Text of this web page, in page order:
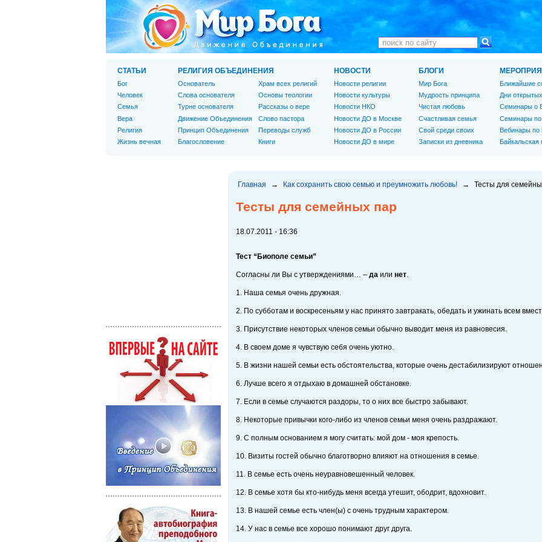
Главная → Как сохранить свою семью и преумножить любовь! → Тесты для
Тесты для семейных пар
18.07.2011 - 16:36
Тест “Биополе семьи”
Согласны ли Вы с утверждениями… – да или нет.
1. Наша семья очень дружная.
2. По субботам и воскресеньям у нас принято завтракать, обедать и ужинать всем
3. Присутствие некоторых членов семьи обычно выводит меня из равновесия.
4. В своем доме я чувствую себя очень уютно.
5. В жизни нашей семьи есть обстоятельства, которые очень дестабилизируют
6. Лучше всего я отдыхаю в домашней обстановке.
7. Если в семье случаются раздоры, то о них все быстро забывают.
8. Некоторые привычки кого-либо из членов семьи меня очень раздражают.
9. С полным основанием я могу считать: мой дом - моя крепость.
10. Визиты гостей обычно благотворно влияют на отношения в семье.
11. В семье есть очень неуравновешенный человек.
12. В семье хотя бы кто-нибудь меня всегда утешит, ободрит, вдохновит.
13. В нашей семье есть член(ы) с очень трудным характером.
14. У нас в семье все хорошо понимают друг друга.
СТАТЬИ
Бог
Человек
Cемья
Вера
Религия
Жизнь вечная
РЕЛИГИЯ ОБЪЕДИНЕНИЯ
Основатель
Слова основателя
Турне основателя
Движение Объединения
Принцип Объединения
Благословение
Храм всех религий
Основы теологии
Рассказы о вере
Слово пастора
Переводы служб
Книги
НОВОСТИ
Новости религии
Новости культуры
Новости НКО
Новости ДО в Москве
Новости ДО в России
Новости ДО в мире
БЛОГИ
Мир Бога
Мудрость принципа
Чистая любовь
Счастливая семья
Свой среди своих
Записки из дневника
Ближайшие
Дни
Семинары о
Семинары
Вебинары по
Байкальская